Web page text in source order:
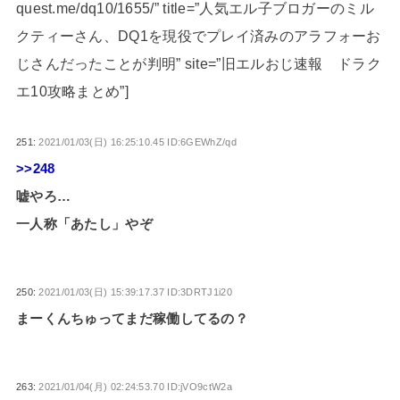
quest.me/dq10/1655/” title=”人気エル子ブロガーのミル
クティーさん、DQ1を現役でプレイ済みのアラフォーお
じさんだったことが判明” site=”旧エルおじ速報 ドラク
エ10攻略まとめ”]
251:2021/01/03(日) 16:25:10.45 ID:6GEWhZ/qd
>>248
嘘やろ…
一人称「あたし」やぞ
250:2021/01/03(日) 15:39:17.37 ID:3DRTJ1i20
まーくんちゅってまだ稼働してるの？
263:2021/01/04(月) 02:24:53.70 ID:jVO9ctW2a